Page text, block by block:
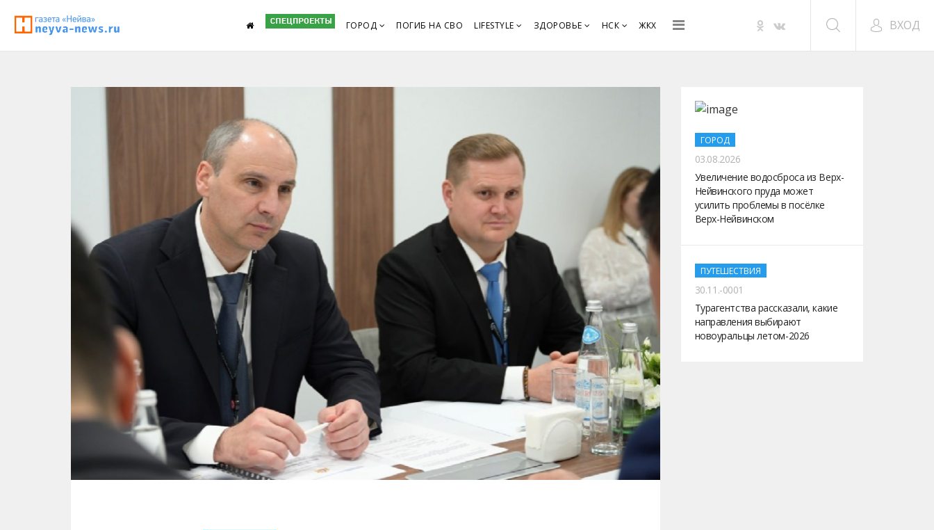
ГОРОД ПОГИБ НА СВО LIFESTYLE ЗДОРОВЬЕ НСК ЖКХ ВХОД
ГОРОД
03.08.2026
Увеличение водосброса из Верх-
Нейвинского пруда может
усилить проблемы в посёлке
Верх-Нейвинском
ПУТЕШЕСТВИЯ
30.11.-0001
Турагентства рассказали, какие
направления выбирают
новоуральцы летом-2026